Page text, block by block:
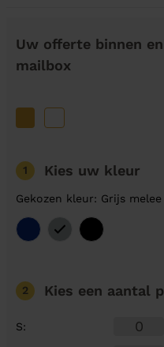
Uw offerte binnen
mailbox
1 Kies uw kleur
Gekozen kleur: Grijs melee
2 Kies een aantal
S: